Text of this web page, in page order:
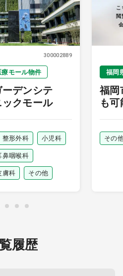
300002889
療モール物件
デンシテ
クモール
整形外科 小児科
鼻咽喉科
膚科 その他
こ
閲
福岡
福岡
も可
その
履歴